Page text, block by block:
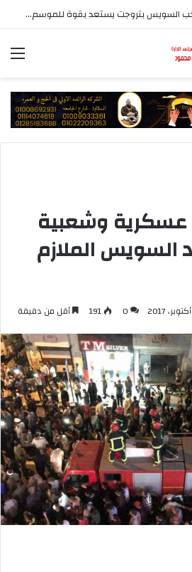
4 صفقات جديدة .. منتخب السويس بتروجت يستعد بقوة للموسم الجديد بقيادة سيد عيد
عسكرية وشعبية
الملازم
0
191 أقل من دقيقة